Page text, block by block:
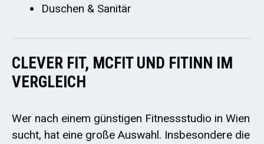
Duschen & Sanitär
CLEVER FIT, MCFIT UND FITINN IM
VERGLEICH
Wer nach einem günstigen Fitnessstudio in Wien
sucht, hat eine große Auswahl. Insbesondere die